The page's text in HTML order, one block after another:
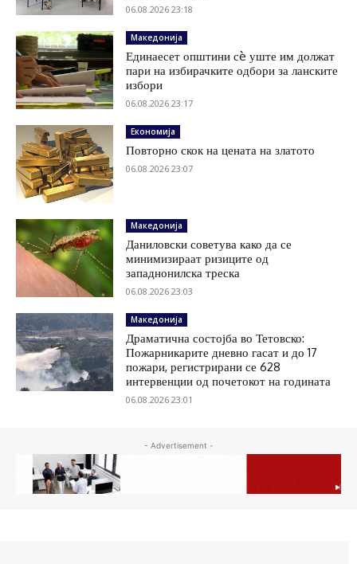
06.08.2026 23:18
Македонија
Единаесет општини сè уште им должат
пари на избирачките одбори за ланските
избори
06.08.2026 23:17
Економија
Повторно скок на цената на златото
06.08.2026 23:07
Македонија
Даниловски советува како да се
минимизираат ризиците од
западнонилска треска
06.08.2026 23:03
Македонија
Драматична состојба во Тетовско:
Пожарникарите дневно гасат и до 17
пожари, регистрирани се 628
интервенции од почетокот на годината
06.08.2026 23:01
- Advertisement -